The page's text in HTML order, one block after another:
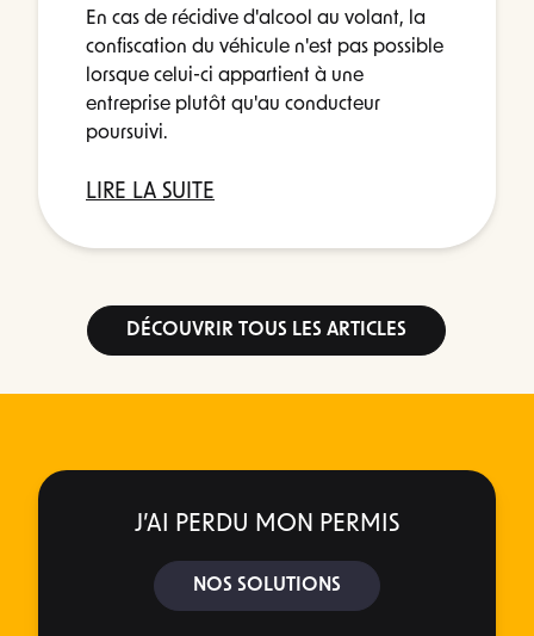
En cas de récidive d'alcool au volant, la
confiscation du véhicule n'est pas possible
lorsque celui-ci appartient à une
entreprise plutôt qu'au conducteur
poursuivi.
LIRE LA SUITE
DÉCOUVRIR TOUS LES ARTICLES
J’AI PERDU MON PERMIS
NOS SOLUTIONS